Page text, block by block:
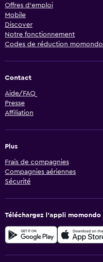
Offres d’emploi
Mobile
Discover
Notre fonctionnement
Codes de réduction momondo
Contact
Aide/FAQ
Presse
Affiliation
Plus
Frais de compagnies
Compagnies aériennes
Sécurité
Téléchargez l’appli momondo